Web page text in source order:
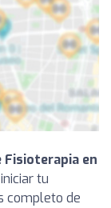
Fisioterapia en
tu
completo de